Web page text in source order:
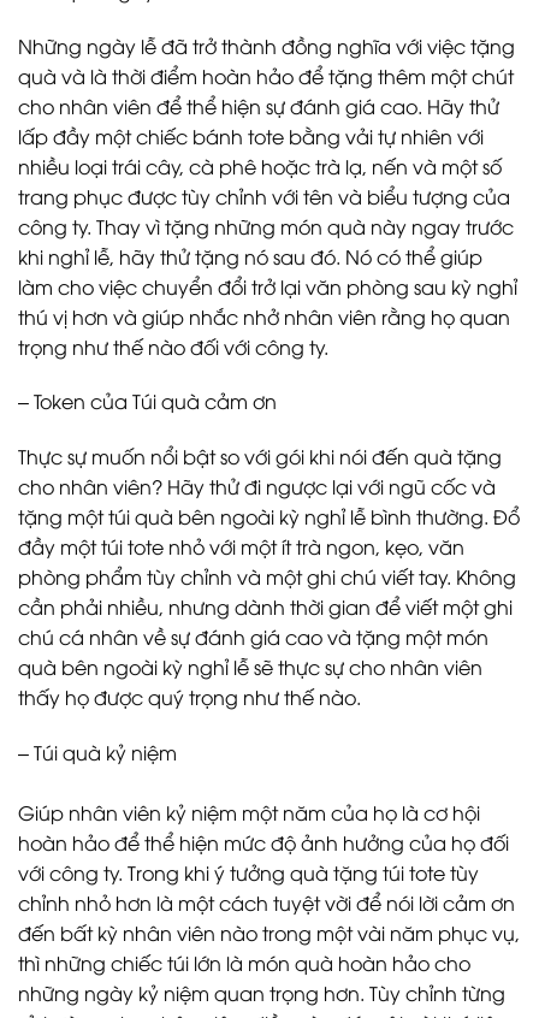
Những ngày lễ đã trở thành đồng nghĩa với việc tặng
quà và là thời điểm hoàn hảo để tặng thêm một chút
cho nhân viên để thể hiện sự đánh giá cao. Hãy thử
lấp đầy một chiếc bánh tote bằng vải tự nhiên với
nhiều loại trái cây, cà phê hoặc trà lạ, nến và một số
trang phục được tùy chỉnh với tên và biểu tượng của
công ty. Thay vì tặng những món quà này ngay trước
khi nghỉ lễ, hãy thử tặng nó sau đó. Nó có thể giúp
làm cho việc chuyển đổi trở lại văn phòng sau kỳ nghỉ
thú vị hơn và giúp nhắc nhở nhân viên rằng họ quan
trọng như thế nào đối với công ty.
– Token của Túi quà cảm ơn
Thực sự muốn nổi bật so với gói khi nói đến quà tặng
cho nhân viên? Hãy thử đi ngược lại với ngũ cốc và
tặng một túi quà bên ngoài kỳ nghỉ lễ bình thường. Đổ
đầy một túi tote nhỏ với một ít trà ngon, kẹo, văn
phòng phẩm tùy chỉnh và một ghi chú viết tay. Không
cần phải nhiều, nhưng dành thời gian để viết một ghi
chú cá nhân về sự đánh giá cao và tặng một món
quà bên ngoài kỳ nghỉ lễ sẽ thực sự cho nhân viên
thấy họ được quý trọng như thế nào.
– Túi quà kỷ niệm
Giúp nhân viên kỷ niệm một năm của họ là cơ hội
hoàn hảo để thể hiện mức độ ảnh hưởng của họ đối
với công ty. Trong khi ý tưởng quà tặng túi tote tùy
chỉnh nhỏ hơn là một cách tuyệt vời để nói lời cảm ơn
đến bất kỳ nhân viên nào trong một vài năm phục vụ,
thì những chiếc túi lớn là món quà hoàn hảo cho
những ngày kỷ niệm quan trọng hơn. Tùy chỉnh từng